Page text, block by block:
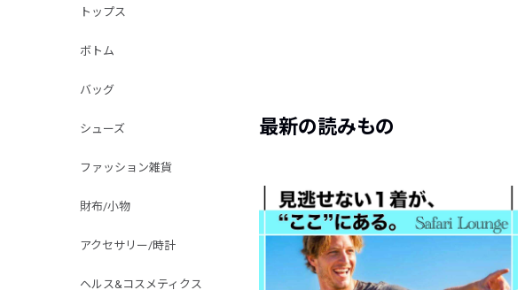
トップス
ボトム
バッグ
シューズ
ファッション雑貨
財布/小物
アクセサリー/時計
ヘルス&コスメティクス
最新の読みもの